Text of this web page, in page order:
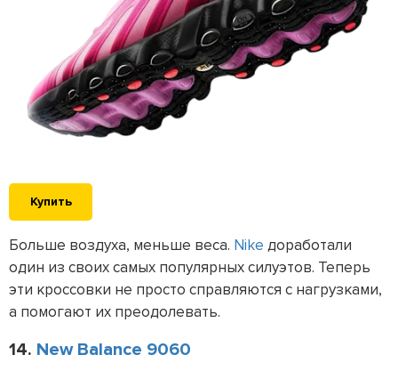
Купить
Больше воздуха, меньше веса. Nike доработали
один из своих самых популярных силуэтов. Теперь
эти кроссовки не просто справляются с нагрузками,
а помогают их преодолевать.
14. New Balance 9060